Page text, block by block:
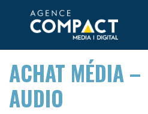
ACHAT MÉDIA –
AUDIO